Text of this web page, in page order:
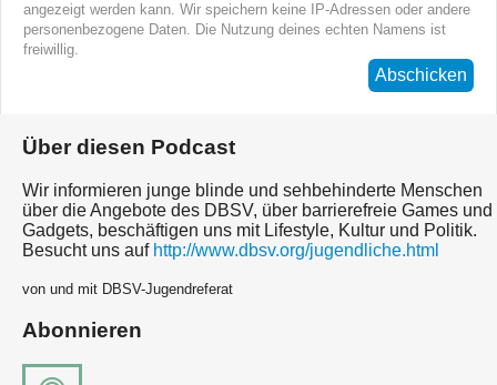
angezeigt werden kann. Wir speichern keine IP-Adressen oder andere
personenbezogene Daten. Die Nutzung deines echten Namens ist
freiwillig.
Abschicken
Über diesen Podcast
Wir informieren junge blinde und sehbehinderte Menschen
über die Angebote des DBSV, über barrierefreie Games und
Gadgets, beschäftigen uns mit Lifestyle, Kultur und Politik.
Besucht uns auf http://www.dbsv.org/jugendliche.html
von und mit DBSV-Jugendreferat
Abonnieren